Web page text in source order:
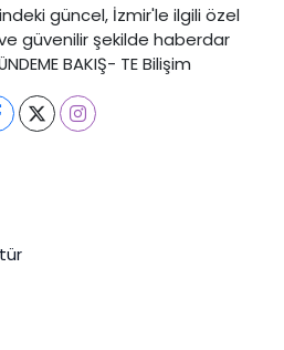
güncel, İzmir'le ilgili özel
güvenilir şekilde haberdar
BAKIŞ- TE Bilişim